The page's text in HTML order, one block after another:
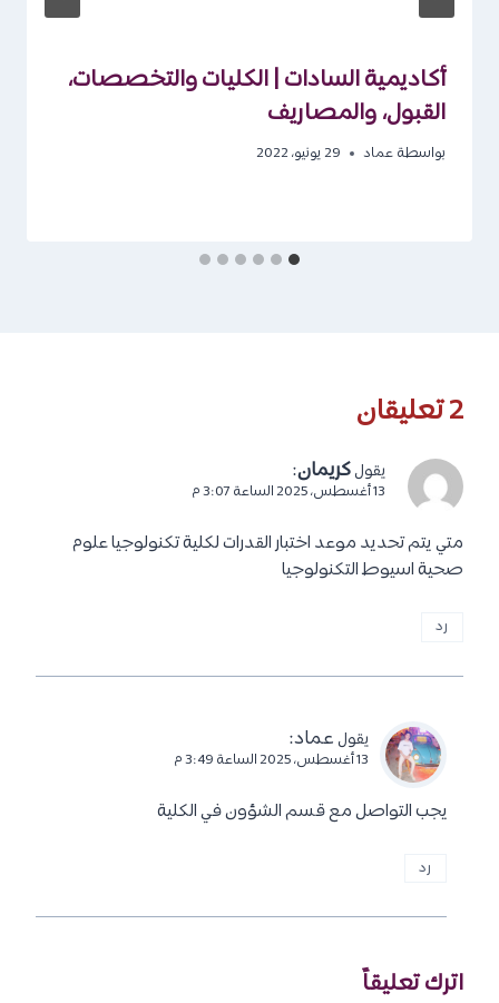
أكاديمية السادات | الكليات والتخصصات،
القبول، والمصاريف
بواسطة عماد 29 يونيو، 2022
2 تعليقان
يقول كريمان:
13 أغسطس، 2025 الساعة 3:07 م
متي يتم تحديد موعد اختبار القدرات لكلية تكنولوجيا علوم
صحية اسيوط التكنولوجيا
رد
يقول عماد:
13 أغسطس، 2025 الساعة 3:49 م
يجب التواصل مع قسم الشؤون في الكلية
رد
اترك تعليقاً